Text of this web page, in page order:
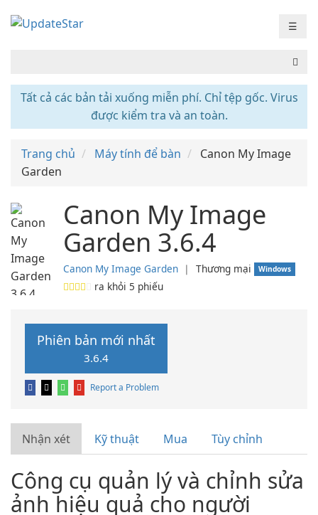
☰
Tất cả các bản tải xuống miễn phí. Chỉ tệp gốc. Virus
được kiểm tra và an toàn.
Trang chủ Máy tính để bàn
Canon My Image
Garden
Canon My Image
Garden 3.6.4
Canon My Image Garden ❘ Thương mại Windows
ra khỏi 5 phiếu
Phiên bản mới nhất
3.6.4
Report a Problem
Nhận xét Kỹ thuật Mua Tùy chỉnh
Công cụ quản lý và chỉnh sửa
ảnh hiệu quả cho người